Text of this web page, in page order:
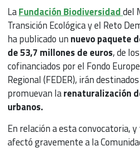
LaFundación Biodiversidaddel
Transición Ecológica y el Reto
ha publicado unnuevo paquete
de 53,7 millones de euros, de
cofinanciados por el Fondo
Regional (FEDER), irán
promuevan larenaturalización
urbanos.
En relación a esta convocatoria,
afectó gravemente a la